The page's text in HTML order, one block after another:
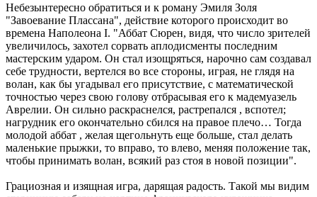
Небезынтересно обратиться и к роману Эмиля Золя
"Завоевание Плассана", действие которого происходит во
времена Наполеона I. "Аббат Сюрен, видя, что число зрителей
увеличилось, захотел сорвать аплодисменты последним
мастерским ударом. Он стал изощряться, нарочно сам создавал
себе трудности, вертелся во все стороны, играя, не глядя на
волан, как бы угадывал его присутствие, с математической
точностью через свою голову отбрасывая его к мадемуазель
Аврелии. Он сильно раскраснелся, растрепался , вспотел;
нагрудник его окончательно сбился на правое плечо… Тогда
молодой аббат , желая щегольнуть еще больше, стал делать
маленькие прыжки, то вправо, то влево, меняя положение так,
чтобы принимать волан, всякий раз стоя в новой позиции".
Грациозная и изящная игра, дарящая радость. Такой мы видим